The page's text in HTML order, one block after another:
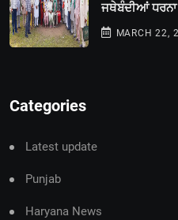
ਜਥੇਬੰਦੀਆਂ ਧਰਨਾ
MARCH 22,
Categories
Latest update
Punjab
Haryana News